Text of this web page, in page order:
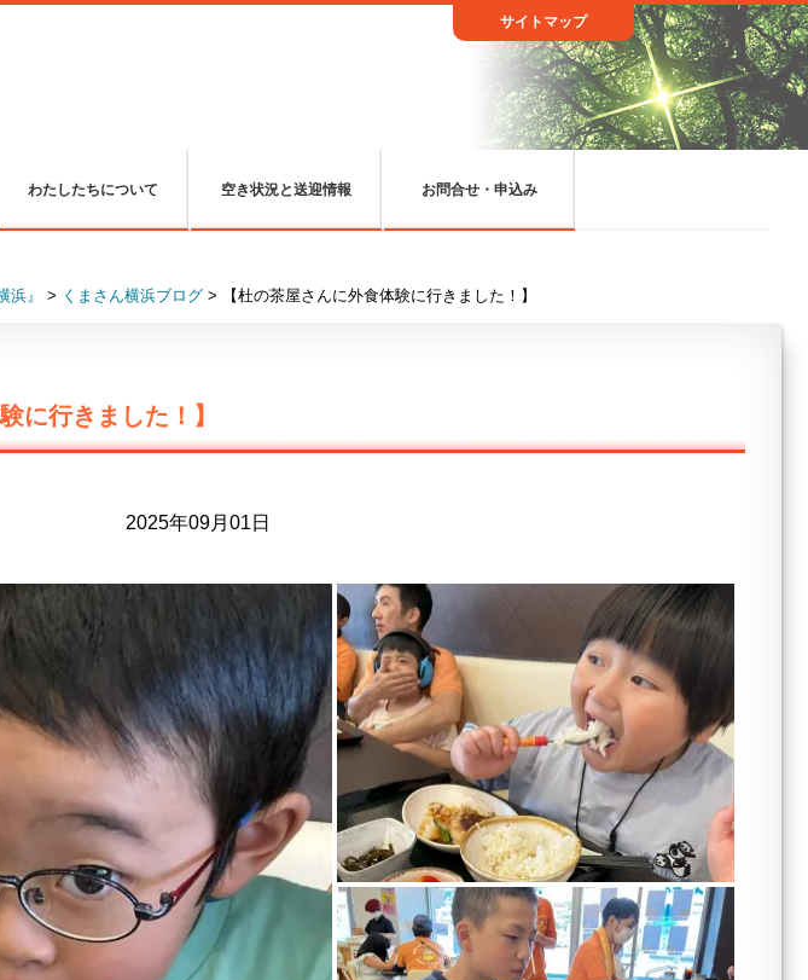
サイトマップ
わたしたちについて 空き状況と送迎情報 お問合せ・申込み
』 > くまさん横浜ブログ > 【杜の茶屋さんに外食体験に行きました！】
に行きました！】
2025年09月01日